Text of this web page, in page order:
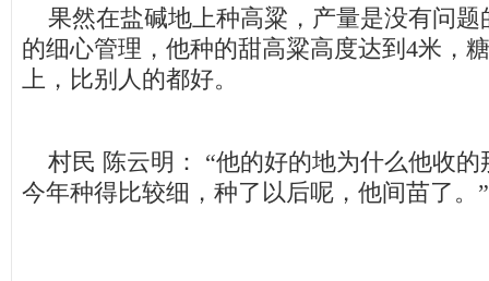
果然在盐碱地上种高粱，产量是没有问题
的细心管理，他种的甜高粱高度达到4米，
上，比别人的都好。
村民 陈云明： “他的好的地为什么他收的
今年种得比较细，种了以后呢，他间苗了。”